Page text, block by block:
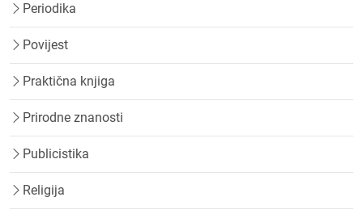
Periodika
Povijest
Praktična knjiga
Prirodne znanosti
Publicistika
Religija